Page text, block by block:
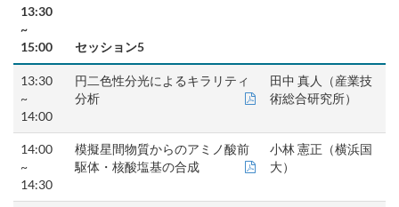
13:30
~
15:00
セッション5
13:30
~
14:00
円二色性分光によるキラリティ
分析
田中 真人（産業技
術総合研究所）
14:00
~
14:30
模擬星間物質からのアミノ酸前
駆体・核酸塩基の合成
小林 憲正（横浜国
大）